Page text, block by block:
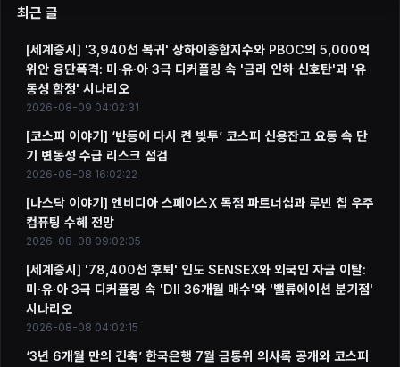
최근 글
[세계증시] '3,940선 복귀' 상하이종합지수와 PBOC의 5,000억
위안 융단폭격: 미·유·아 3극 디커플링 속 '금리 인하 신호탄'과 '유
동성 함정' 시나리오
2026-08-09 04:02:31
[코스피 이야기] ‘반등에 다시 켠 빚투’ 코스피 신용잔고 요동 속 단
기 변동성 수급 리스크 점검
2026-08-08 16:02:22
[나스닥 이야기] 엔비디아 스페이스X 독점 파트너십과 루빈 칩 우주
컴퓨팅 수혜 전망
2026-08-08 09:02:05
[세계증시] '78,400선 후퇴' 인도 SENSEX와 외국인 자금 이탈:
미·유·아 3극 디커플링 속 'DII 36개월 매수'와 '밸류에이션 분기점'
시나리오
2026-08-08 04:02:15
‘3년 6개월 만의 긴축’ 한국은행 7월 금통위 의사록 공개와 코스피